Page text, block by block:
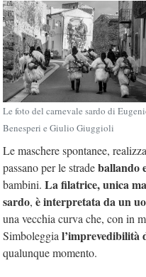
Le foto del carnevale sardo di
Benesperi e Giulio Giuggioli
Le maschere spontanee,
passano per le stradeballando
bambini. La filatrice, unica
sardo, è interpretata da un
una vecchia curva che, con in
Simboleggia l’imprevedibilità
qualunque momento.